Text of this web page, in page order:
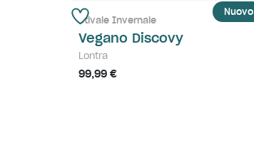
Nuovo
Stivale Invernale
Vegano Discovy
Lontra
99,99 €